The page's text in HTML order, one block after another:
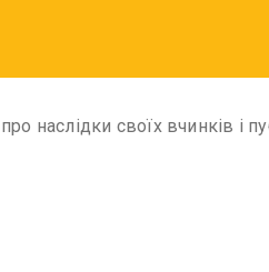
наслідки своїх вчинків і